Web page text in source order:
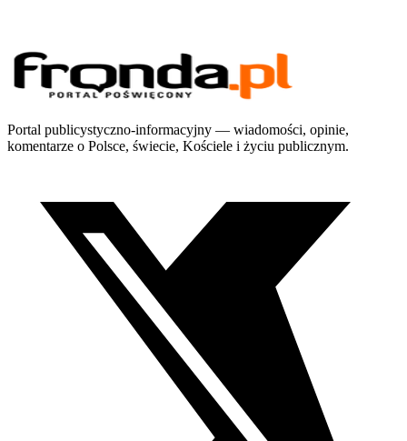
Portal publicystyczno-informacyjny — wiadomości, opinie,
komentarze o Polsce, świecie, Kościele i życiu publicznym.